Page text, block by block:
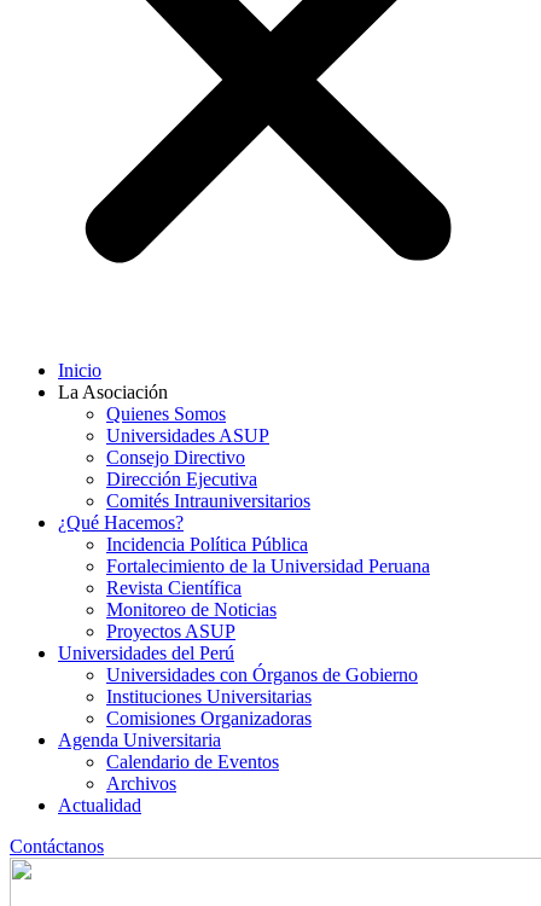
Inicio
La Asociación
Quienes Somos
Universidades ASUP
Consejo Directivo
Dirección Ejecutiva
Comités Intrauniversitarios
¿Qué Hacemos?
Incidencia Política Pública
Fortalecimiento de la Universidad Peruana
Revista Científica
Monitoreo de Noticias
Proyectos ASUP
Universidades del Perú
Universidades con Órganos de Gobierno
Instituciones Universitarias
Comisiones Organizadoras
Agenda Universitaria
Calendario de Eventos
Archivos
Actualidad
Contáctanos